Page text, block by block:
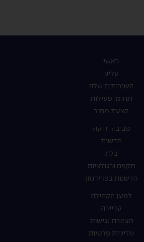
ראשי
עלינו
השירותים שלנו
תחומי פעילות
הצעת מחיר
סביבה ירוקה
חדשות
בלוג
תקנים ורגולציות
חדשנות בפרידנזון
למען הקהילה
קריירה
הצהרת נגישות
מדיניות פרטיות